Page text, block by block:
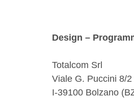
Design –
Totalcom Srl
Viale G. Puccini 8/2
I-39100 Bolzano